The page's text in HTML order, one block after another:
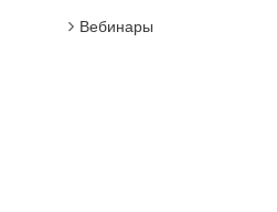
Вебинары